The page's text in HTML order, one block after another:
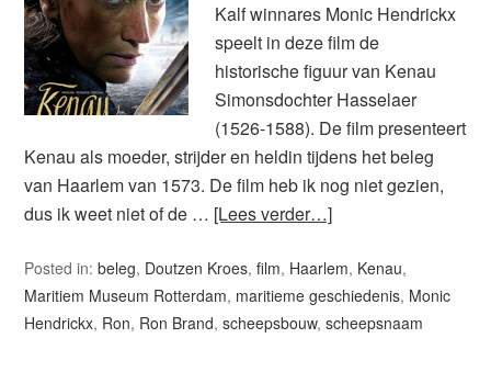
Kalf winnares Monic Hendrickx
speelt in deze film de
historische figuur van Kenau
Simonsdochter Hasselaer
(1526-1588). De film presenteert
Kenau als moeder, strijder en heldin tijdens het beleg
van Haarlem van 1573. De film heb ik nog niet gezien,
dus ik weet niet of de … [Lees verder…]
Posted in:beleg, Doutzen Kroes,film, Haarlem, Kenau,
Maritiem Museum Rotterdam, maritieme geschiedenis, Monic
Hendrickx, Ron, Ron Brand,scheepsbouw,scheepsnaam